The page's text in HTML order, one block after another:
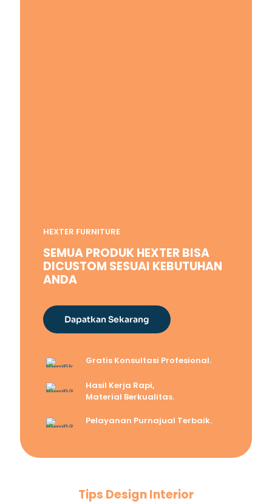
HEXTER FURNITURE
SEMUA PRODUK HEXTER BISA
DICUSTOM SESUAI KEBUTUHAN
ANDA
Dapatkan Sekarang
Gratis Konsultasi Profesional.
Hasil Kerja Rapi,
Material Berkualitas.
Pelayanan Purnajual Terbaik.
Tips Design Interior